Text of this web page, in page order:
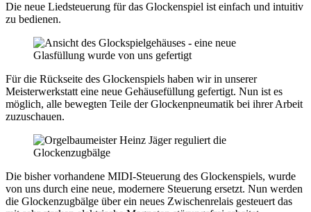
Die neue Liedsteuerung für das Glockenspiel ist einfach und intuitiv
zu bedienen.
Für die Rückseite des Glockenspiels haben wir in unserer
Meisterwerkstatt eine neue Gehäusefüllung gefertigt. Nun ist es
möglich, alle bewegten Teile der Glockenpneumatik bei ihrer Arbeit
zuzuschauen.
Die bisher vorhandene MIDI-Steuerung des Glockenspiels, wurde
von uns durch eine neue, modernere Steuerung ersetzt. Nun werden
die Glockenzugbälge über ein neues Zwischenrelais gesteuert das